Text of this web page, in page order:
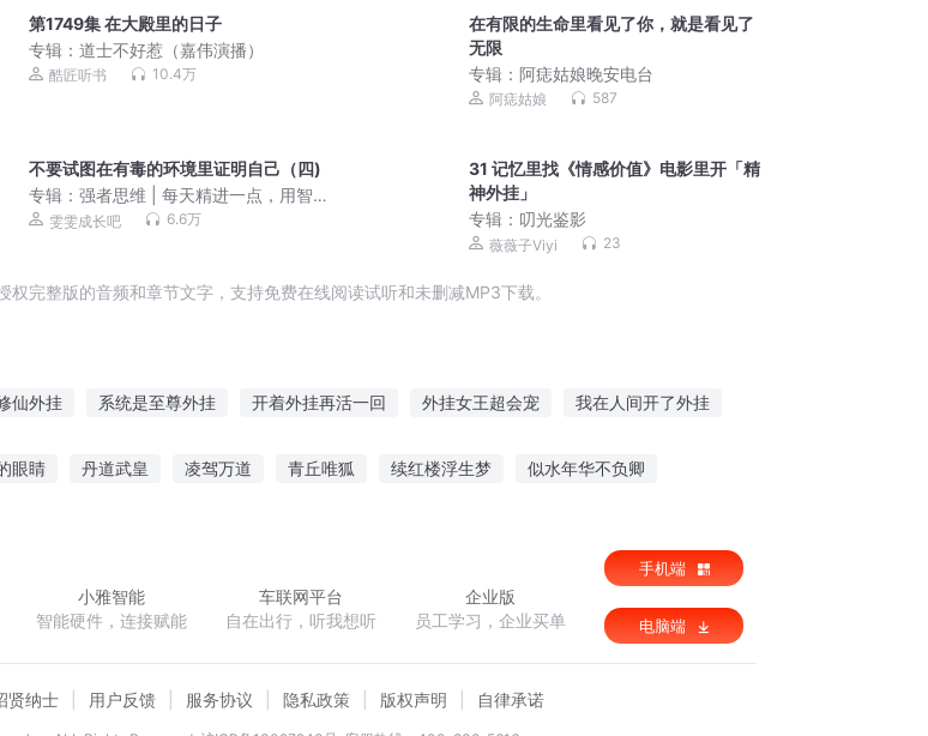
第1749集 在大殿里的日子
专辑：道士不好惹（嘉伟演播）
酷匠听书 10.4万
在有限的生命里看见了你，就是看见了
无限
专辑：阿痣姑娘晚安电台
阿痣姑娘 587
不要试图在有毒的环境里证明自己（四)
专辑：强者思维 | 每天精进一点，用智
慧助力成长
雯雯成长吧 6.6万
31 记忆里找《情感价值》电影里开「精
神外挂」
专辑： 叨光鉴影
薇薇子Viyi 23
完整版的音频和章节文字，支持免费在线阅读试听和未删减MP3下载。
仙外挂 系统是至尊外挂 开着外挂再活一回 外挂女王超会宠 我在人间开了外挂
眼睛 丹道武皇 凌驾万道 青丘唯狐 续红楼浮生梦 似水年华不负卿
小雅智能
智能硬件，连接赋能
车联网平台
自在出行，听我想听
企业版
员工学习，企业买单
手机端
电脑端
贤纳士 用户反馈 服务协议 隐私政策 版权声明 自律承诺